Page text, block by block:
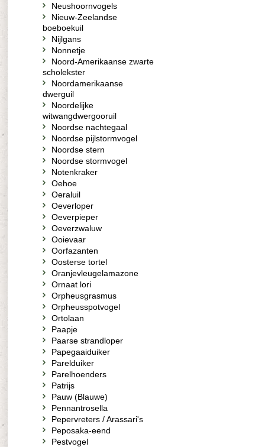
Neushoornvogels
Nieuw-Zeelandse
boeboekuil
Nijlgans
Nonnetje
Noord-Amerikaanse zwarte
scholekster
Noordamerikaanse
dwerguil
Noordelijke
witwangdwergooruil
Noordse nachtegaal
Noordse pijlstormvogel
Noordse stern
Noordse stormvogel
Notenkraker
Oehoe
Oeraluil
Oeverloper
Oeverpieper
Oeverzwaluw
Ooievaar
Oorfazanten
Oosterse tortel
Oranjevleugelamazone
Ornaat lori
Orpheusgrasmus
Orpheusspotvogel
Ortolaan
Paapje
Paarse strandloper
Papegaaiduiker
Parelduiker
Parelhoenders
Patrijs
Pauw (Blauwe)
Pennantrosella
Pepervreters / Arassari's
Peposaka-eend
Pestvogel